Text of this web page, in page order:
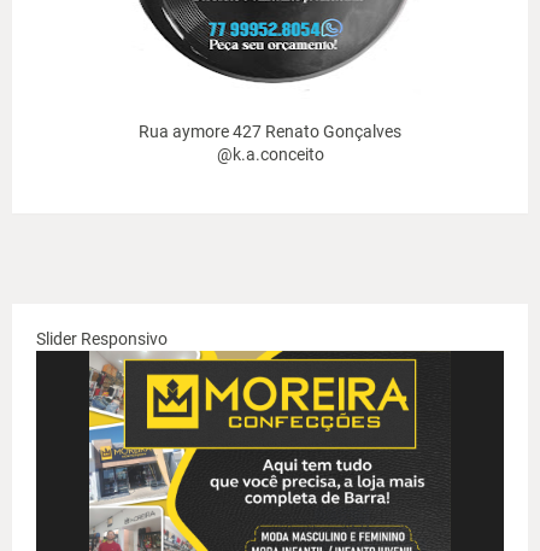
Rua aymore 427 Renato Gonçalves
@k.a.conceito
Slider Responsivo